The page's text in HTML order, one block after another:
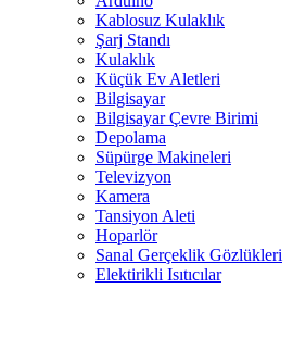
Kablosuz Kulaklık
Şarj Standı
Kulaklık
Küçük Ev Aletleri
Bilgisayar
Bilgisayar Çevre Birimi
Depolama
Süpürge Makineleri
Televizyon
Kamera
Tansiyon Aleti
Hoparlör
Sanal Gerçeklik Gözlükleri
Elektirikli Isıtıcılar